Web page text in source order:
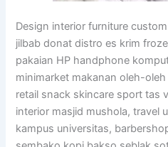
Design interior furniture
jilbab donat distro es krim
pakaian HP handphone
minimarket makanan oleh-
retail snack skincare sport tas
interior masjid mushola, travel
kampus universitas,